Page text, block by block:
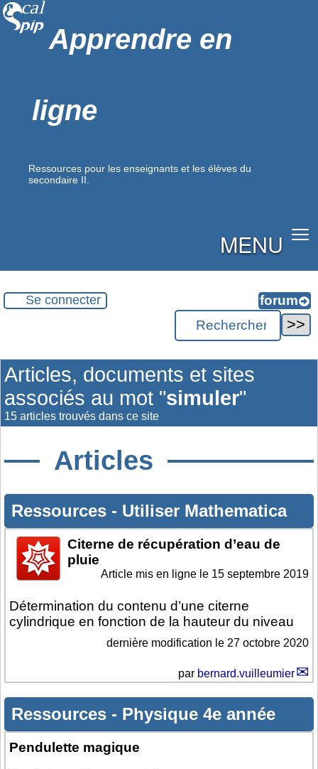
Apprendre en
ligne
Ressources pour les enseignants et les élèves du
secondaire II.
MENU
Se connecter
Articles, documents et sites
associés au mot "simuler"
15 articles trouvés dans ce site
Articles
Ressources - Utiliser Mathematica
Citerne de récupération d’eau de
pluie
Détermination du contenu d’une citerne
cylindrique en fonction de la hauteur du niveau
Article mis en ligne le 15 septembre 2019
dernière modification le 27 octobre 2020
par bernard.vuilleumier
Ressources - Physique 4e année
Pendulette magique